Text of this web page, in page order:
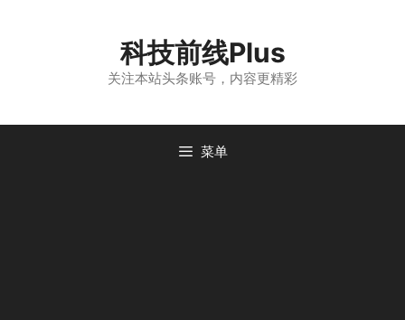
科技前线Plus
关注本站头条账号，内容更精彩
菜单